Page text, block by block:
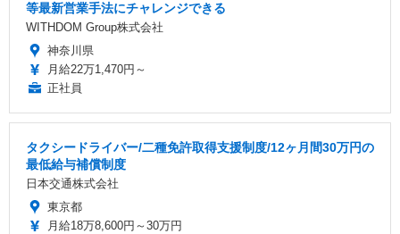
等最新営業手法にチャレンジできる
WITHDOM Group株式会社
神奈川県
月給22万1,470円～
正社員
タクシードライバー/二種免許取得支援制度/12ヶ月間30万円の
最低給与補償制度
日本交通株式会社
東京都
月給18万8,600円～30万円